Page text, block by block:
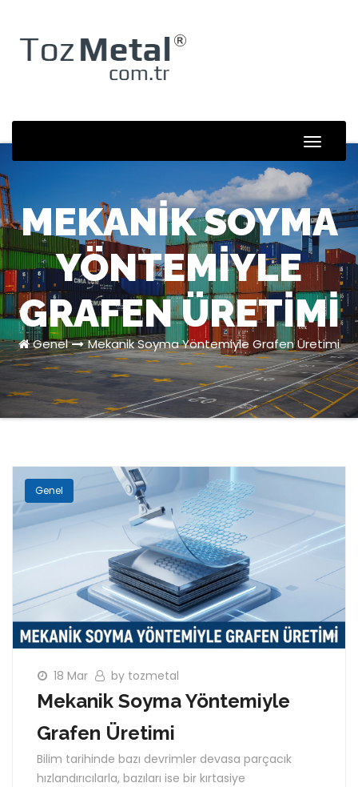
content
Toggle
MEKANIK SOYMA
YÖNTEMIYLE
GRAFEN ÜRETIMI
Genel Mekanik Soyma Yöntemiyle Grafen Üretimi
Genel
18 Mar by tozmetal
Mekanik Soyma Yöntemiyle
Grafen Üretimi
Bilim tarihinde bazı devrimler devasa parçacık
hızlandırıcılarla, bazıları ise bir kırtasiye